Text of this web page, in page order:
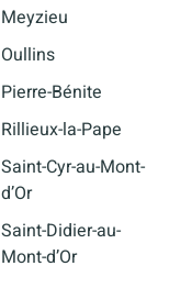
Meyzieu
Oullins
Pierre-Bénite
Rillieux-la-Pape
Saint-Cyr-au-Mont-
d’Or
Saint-Didier-au-
Mont-d’Or